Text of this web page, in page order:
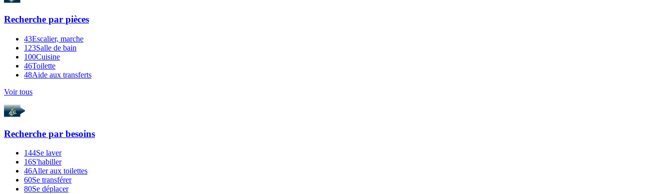
Recherche par pièces
43Escalier, marche
123Salle de bain
100Cuisine
46Toilette
48Aide aux transferts
Voir tous
Recherche par besoins
144Se laver
16S'habiller
46Aller aux toilettes
60Se transférer
80Se déplacer